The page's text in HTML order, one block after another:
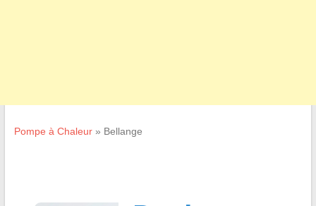
Pompe à Chaleur» Bellange